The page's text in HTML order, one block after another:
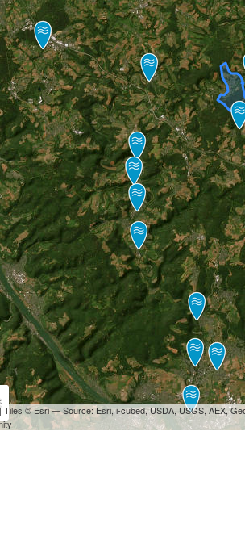
© Esri — Source: Esri, i-cubed, USDA, USGS, AEX,